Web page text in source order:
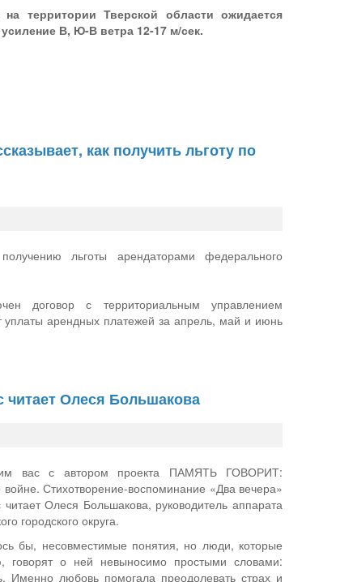
территории Тверской области ожидается
В, Ю-В ветра 12-17 м/сек.
как получить льготу по
льготы арендаторами федерального
договор с территориальным управлением
уплаты арендных платежей за апрель, май и июнь
Олеся Большакова
вас с автором проекта ПАМЯТЬ ГОВОРИТ:
Стихотворение-воспоминание «Два вечера»
Олеся Большакова, руководитель аппарата
городского округа.
бы, несовместимые понятия, но люди, которые
говорят о ней невыносимо простыми словами:
Именно любовь помогала преодолевать страх и